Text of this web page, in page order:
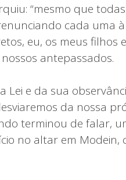
“mesmo que
cada uma
eu, os meus filhos
antepassados.
Lei e da sua
da nossa
terminou de falar,
no altar em Modein,